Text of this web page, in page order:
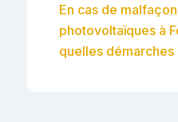
En cas de
photovoltaïques à
quelles